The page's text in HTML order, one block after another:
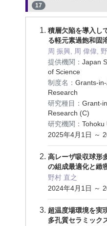
17
積層欠陥を導入し
る軽元素過飽和固
周 振興, 周 偉偉,
提供機関： Japan
of Science
制度名： Grants-
Research
研究種目： Grant-
Research (C)
研究機関： Tohoku
2025年4月1日 ～
高レーザ吸収球形
の組成最適化と緻
野村 直之
2024年4月1日 ～
超温度場環境を実
多孔質セラミック